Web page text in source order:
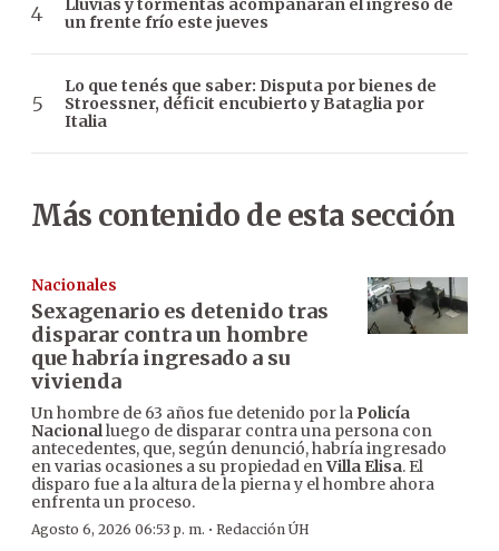
Lluvias y tormentas acompañarán el ingreso de
un frente frío este jueves
Lo que tenés que saber: Disputa por bienes de
Stroessner, déficit encubierto y Bataglia por
Italia
Más contenido de esta sección
Nacionales
Sexagenario es detenido tras
disparar contra un hombre
que habría ingresado a su
vivienda
Un hombre de 63 años fue detenido por la Policía
Nacionalluego de disparar contra una persona con
antecedentes, que, según denunció, habría ingresado
en varias ocasiones a su propiedad enVilla Elisa. El
disparo fue a la altura de la pierna y el hombre ahora
enfrenta un proceso.
Agosto 6, 2026 06:53 p. m. · Redacción ÚH